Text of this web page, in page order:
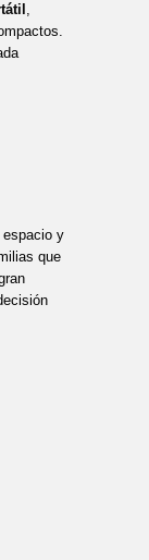
,
espacio y
que